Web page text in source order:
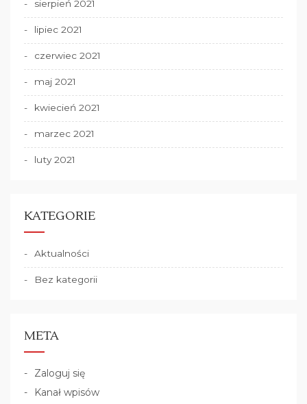
sierpień 2021
lipiec 2021
czerwiec 2021
maj 2021
kwiecień 2021
marzec 2021
luty 2021
KATEGORIE
Aktualności
Bez kategorii
META
Zaloguj się
Kanał wpisów